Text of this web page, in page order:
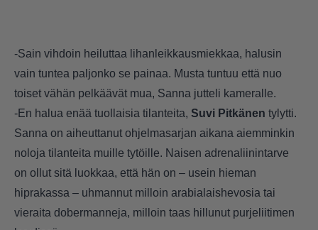
-Sain vihdoin heiluttaa lihanleikkausmiekkaa, halusin
vain tuntea paljonko se painaa. Musta tuntuu että nuo
toiset vähän pelkäävät mua, Sanna jutteli kameralle.
-En halua enää tuollaisia tilanteita, Suvi Pitkänen tylytti.
Sanna on aiheuttanut ohjelmasarjan aikana aiemminkin
noloja tilanteita muille tytöille. Naisen adrenaliinintarve
on ollut sitä luokkaa, että hän on – usein hieman
hiprakassa – uhmannut milloin arabialaishevosia tai
vieraita dobermanneja, milloin taas hillunut purjeliitimen